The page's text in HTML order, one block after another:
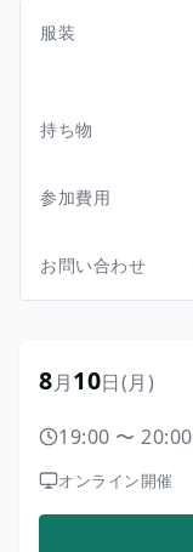
服装
持ち物
参加費用
お問い合わせ
8月10日(月)
19:00 〜 20:00
オンライン開催